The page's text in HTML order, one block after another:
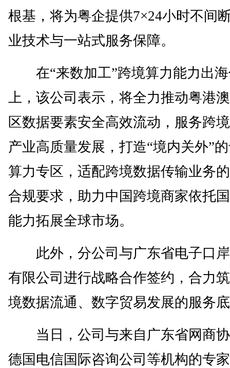
根基，将为粤企提供7×24小时不间
业技术与一站式服务保障。
在“来数加工”跨境算力能力出海
上，该公司表示，将全力推动粤港
区数据要素安全高效流动，服务跨
产业高质量发展，打造“境内关外”
算力专区，适配跨境数据传输业务
合规要求，助力中国跨境商家依托
能力拓展全球市场。
此外，分公司与广东省电子口
有限公司进行战略合作签约，合力
境数据流通、数字贸易发展的服务
当日，公司与来自广东省网商
德国电信国际咨询公司等机构的专